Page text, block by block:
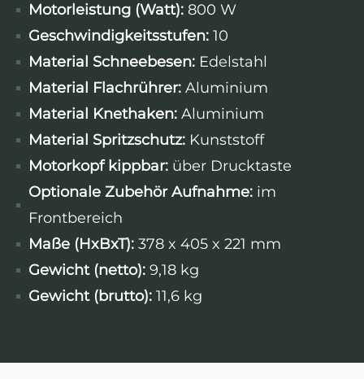
Motorleistung (Watt): 800 W
Geschwindigkeitsstufen: 10
Material Schneebesen: Edelstahl
Material Flachrührer: Aluminium
Material Knethaken: Aluminium
Material Spritzschutz: Kunststoff
Motorkopf kippbar: über Drucktaste
Optionale Zubehör Aufnahme: im
Frontbereich
Maße (HxBxT): 378 x 405 x 221 mm
Gewicht (netto): 9,18 kg
Gewicht (brutto): 11,6 kg